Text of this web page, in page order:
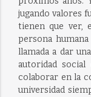
jugando valores
tienen que ver,
persona
llamada a dar
autoridad social
colaborar en la
universidad